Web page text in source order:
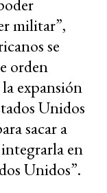
militar”,
se
orden
expansión
Unidos
sacar a
en
Unidos”.